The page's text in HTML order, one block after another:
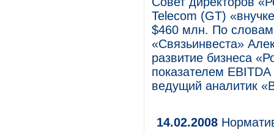
Telecom (GT)
$460 млн. По словам
«Связьинвеста»
развитие бизнеса
показателем
ведущий аналитик
14.02.2008